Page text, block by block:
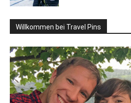
Willkommen bei Travel Pins